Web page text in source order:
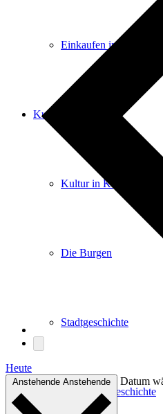
Einkaufen in Königstein
Kultur
Kultur in Königstein
Die Burgen
Stadtgeschichte
Stadtgeschichte
Heute
Anstehende Anstehende Datum